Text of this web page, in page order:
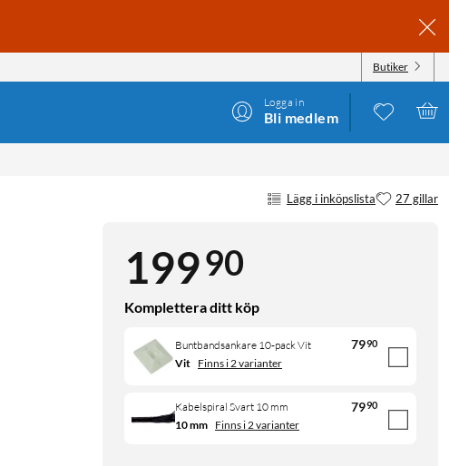
Butiker
Logga in
Bli medlem
Lägg i inköpslista 27 gillar
19990
Komplettera ditt köp
Buntbandsankare 10-pack Vit 7990
Vit Finns i 2 varianter
Kabelspiral Svart 10 mm 7990
10 mm Finns i 2 varianter